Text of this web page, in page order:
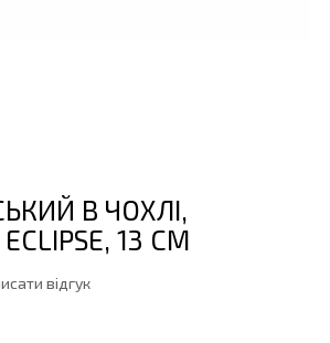
В ЧОХЛІ,
ECLIPSE, 13 СМ
відгук